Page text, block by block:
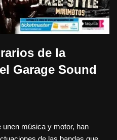
de la
Garage Sound
unen música y motor, han